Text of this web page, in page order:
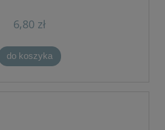
6,80 zł
do koszyka